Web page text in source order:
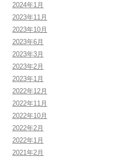
2024年1月
2023年11月
2023年10月
2023年6月
2023年3月
2023年2月
2023年1月
2022年12月
2022年11月
2022年10月
2022年2月
2022年1月
2021年2月